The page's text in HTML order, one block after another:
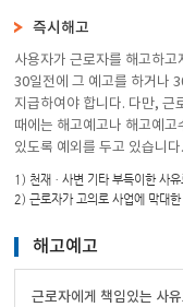
즉시해고
사용자가 근로자를 해고하
30일전에 그 예고를 하거나
지급하여야 합니다. 다만, 근
때에는 해고예고나 해고예
있도록 예외를 두고 있습니다.
1) 천재ㆍ사변 기타 부득이한 사
2) 근로자가 고의로 사업에 막대
해고예고
근로자에게 책임있는 사